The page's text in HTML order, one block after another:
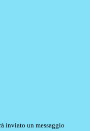
inviato un messaggio